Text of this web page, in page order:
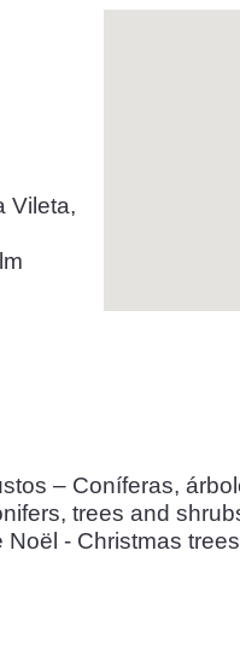
Vileta,
– Coníferas,
trees and
- Christmas trees